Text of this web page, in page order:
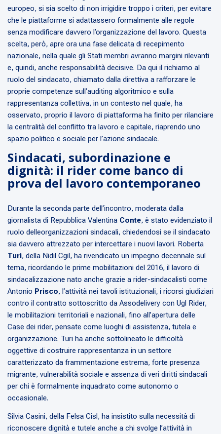
europeo, si sia scelto di non irrigidire troppo i criteri, per evitare
che le piattaforme si adattassero formalmente alle regole
senza modificare davvero l’organizzazione del lavoro. Questa
scelta, però, apre ora una fase delicata di recepimento
nazionale, nella quale gli Stati membri avranno margini rilevanti
e, quindi, anche responsabilità decisive. Da qui il richiamo al
ruolo del sindacato, chiamato dalla direttiva a rafforzare le
proprie competenze sull’auditing algoritmico e sulla
rappresentanza collettiva, in un contesto nel quale, ha
osservato, proprio il lavoro di piattaforma ha finito per rilanciare
la centralità del conflitto tra lavoro e capitale, riaprendo uno
spazio politico e sociale per l’azione sindacale.
Sindacati, subordinazione e
dignità: il rider come banco di
prova del lavoro contemporaneo
Durante la seconda parte dell’incontro, moderata dalla
giornalista di Repubblica Valentina Conte, è stato evidenziato il
ruolo delleorganizzazioni sindacali, chiedendosi se il sindacato
sia davvero attrezzato per intercettare i nuovi lavori. Roberta
Turi, della Nidil Cgil, ha rivendicato un impegno decennale sul
tema, ricordando le prime mobilitazioni del 2016, il lavoro di
sindacalizzazione nato anche grazie a rider-sindacalisti come
Antonio Prisco, l’attività nei tavoli istituzionali, i ricorsi giudiziari
contro il contratto sottoscritto da Assodelivery con Ugl Rider,
le mobilitazioni territoriali e nazionali, fino all’apertura delle
Case dei rider, pensate come luoghi di assistenza, tutela e
organizzazione. Turi ha anche sottolineato le difficoltà
oggettive di costruire rappresentanza in un settore
caratterizzato da frammentazione estrema, forte presenza
migrante, vulnerabilità sociale e assenza di veri diritti sindacali
per chi è formalmente inquadrato come autonomo o
occasionale.
Silvia Casini, della Felsa Cisl, ha insistito sulla necessità di
riconoscere dignità e tutele anche a chi svolge l’attività in